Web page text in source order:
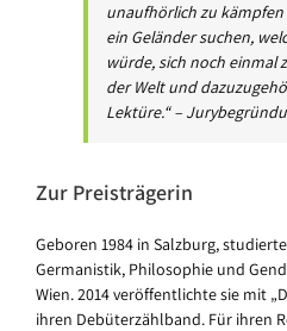
unaufhörlich zu kämpfen
ein Geländer suchen,
würde, sich noch einmal
der Welt und
Lektüre.“ –
Zur Preisträgerin
Geboren 1984 in Salzburg,
Germanistik, Philosophie und
Wien. 2014 veröffentlichte sie mit
ihren Debüterzählband. Für ihren